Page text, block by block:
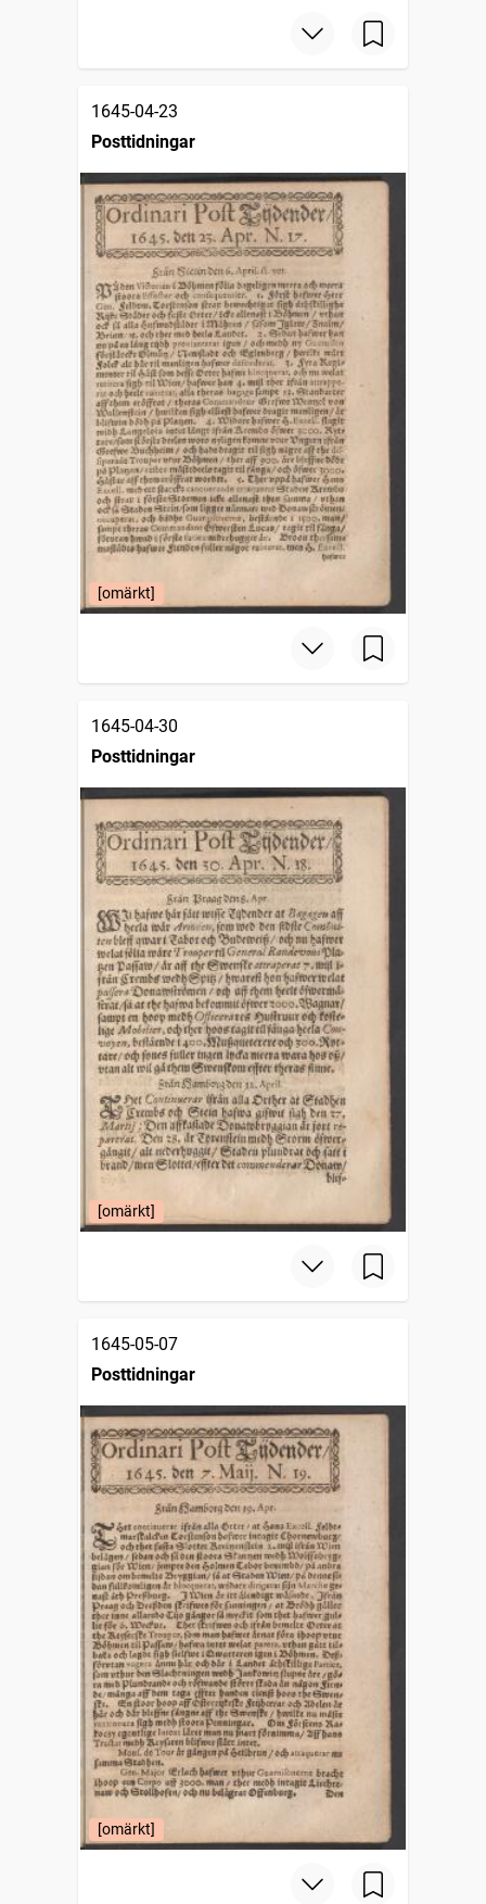
1645-04-23
Posttidningar
[omärkt]
1645-04-30
Posttidningar
[omärkt]
1645-05-07
Posttidningar
[omärkt]